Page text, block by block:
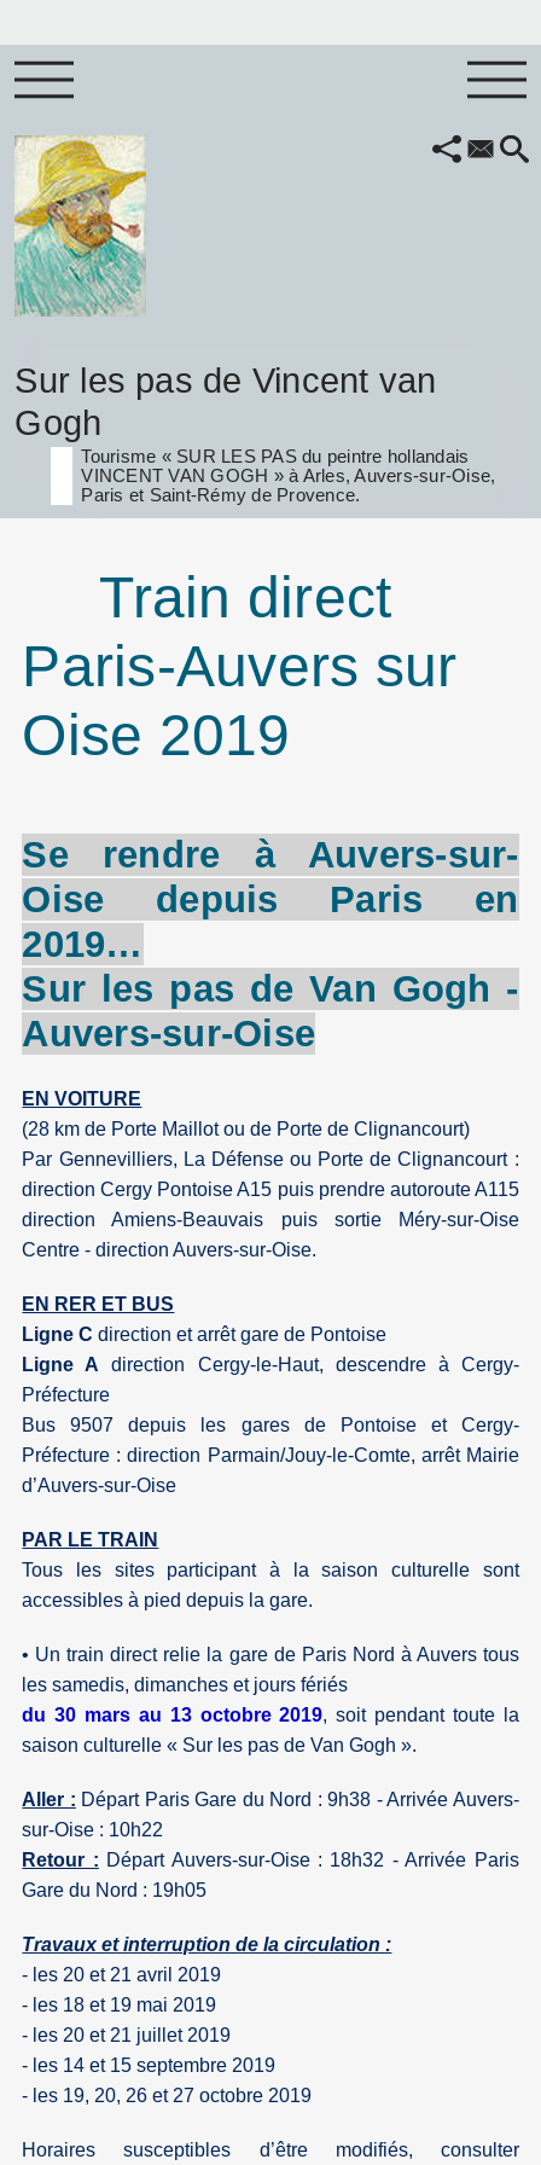
Sur les pas de Vincent van
Gogh
Tourisme « SUR LES PAS du peintre hollandais
VINCENT VAN GOGH » à Arles, Auvers-sur-Oise,
Paris et Saint-Rémy de Provence.
Train direct
Paris-Auvers sur
Oise 2019
Se rendre à Auvers-sur-
Oise depuis Paris en
2019…
Sur les pas de Van Gogh -
Auvers-sur-Oise
EN VOITURE
(28 km de Porte Maillot ou de Porte de Clignancourt)
Par Gennevilliers, La Défense ou Porte de Clignancourt :
direction Cergy Pontoise A15 puis prendre autoroute A115
direction Amiens-Beauvais puis sortie Méry-sur-Oise
Centre - direction Auvers-sur-Oise.
EN RER ET BUS
Ligne C direction et arrêt gare de Pontoise
Ligne A direction Cergy-le-Haut, descendre à Cergy-
Préfecture
Bus 9507 depuis les gares de Pontoise et Cergy-
Préfecture : direction Parmain/Jouy-le-Comte, arrêt Mairie
d’Auvers-sur-Oise
PAR LE TRAIN
Tous les sites participant à la saison culturelle sont
accessibles à pied depuis la gare.
• Un train direct relie la gare de Paris Nord à Auvers tous
les samedis, dimanches et jours fériés
du 30 mars au 13 octobre 2019, soit pendant toute la
saison culturelle « Sur les pas de Van Gogh ».
Aller : Départ Paris Gare du Nord : 9h38 - Arrivée Auvers-
sur-Oise : 10h22
Retour : Départ Auvers-sur-Oise : 18h32 - Arrivée Paris
Gare du Nord : 19h05
Travaux et interruption de la circulation :
- les 20 et 21 avril 2019
- les 18 et 19 mai 2019
- les 20 et 21 juillet 2019
- les 14 et 15 septembre 2019
- les 19, 20, 26 et 27 octobre 2019
Horaires susceptibles d’être modifiés, consulter